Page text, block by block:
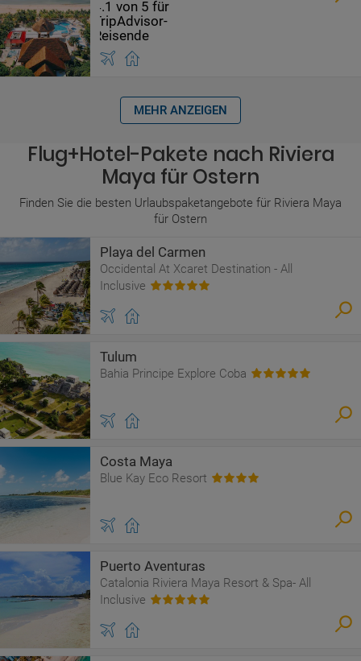
MEHR ANZEIGEN
Flug+Hotel-Pakete nach Riviera
Maya für Ostern
Finden Sie die besten Urlaubspaketangebote für Riviera Maya
für Ostern
Playa del Carmen
Occidental At Xcaret Destination - All
Inclusive
Tulum
Bahia Principe Explore Coba
Costa Maya
Blue Kay Eco Resort
Puerto Aventuras
Catalonia Riviera Maya Resort & Spa- All
Inclusive